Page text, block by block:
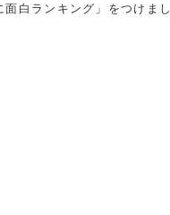
白ランキング」をつけまし